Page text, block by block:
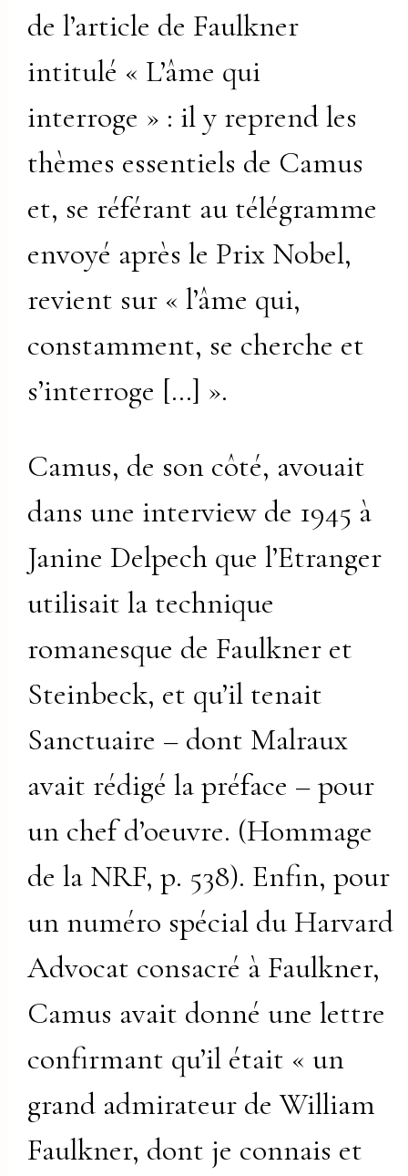
de l’article de Faulkner
intitulé « L’âme qui
interroge » : il y reprend les
thèmes essentiels de Camus
et, se référant au télégramme
envoyé après le Prix Nobel,
revient sur « l’âme qui,
constamment, se cherche et
s’interroge […] ».
Camus, de son côté, avouait
dans une interview de 1945 à
Janine Delpech que l’Etranger
utilisait la technique
romanesque de Faulkner et
Steinbeck, et qu’il tenait
Sanctuaire – dont Malraux
avait rédigé la préface – pour
un chef d’oeuvre. (Hommage
de la NRF, p. 538). Enfin, pour
un numéro spécial du Harvard
Advocat consacré à Faulkner,
Camus avait donné une lettre
confirmant qu’il était « un
grand admirateur de William
Faulkner, dont je connais et